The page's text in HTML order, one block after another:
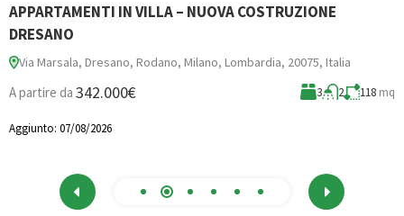
APPARTAMENTI IN VILLA – NUOVA COSTRUZIONE
DRESANO
Via Marsala, Dresano, Rodano, Milano, Lombardia, 20075, Italia
A partire da 342.000€ 3 2 118 mq
Aggiunto: 07/08/2026